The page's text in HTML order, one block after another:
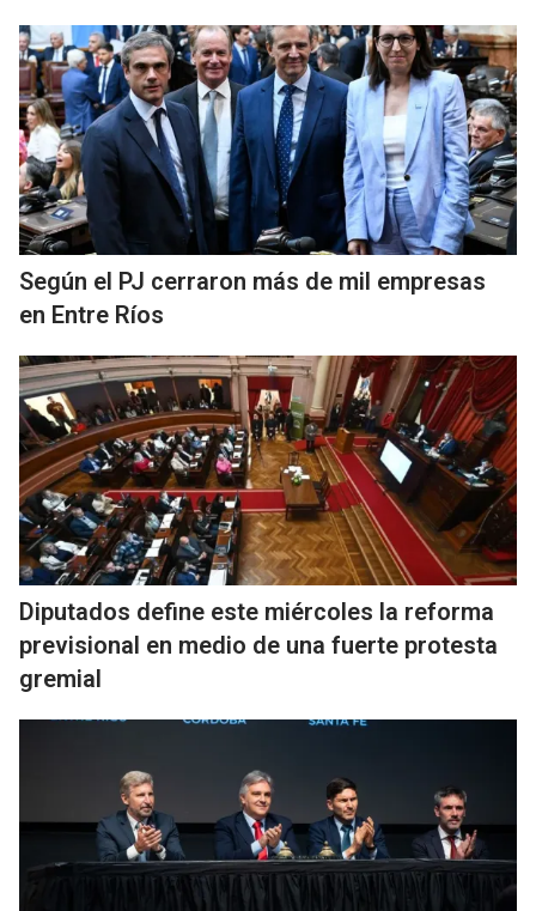
Según el PJ cerraron más de mil empresas
en Entre Ríos
Diputados define este miércoles la reforma
previsional en medio de una fuerte protesta
gremial